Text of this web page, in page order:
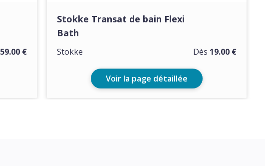
59.00 €
Stokke Transat de bain Flexi
Bath
Dès 19.00 €
Stokke
Voir la page détaillée